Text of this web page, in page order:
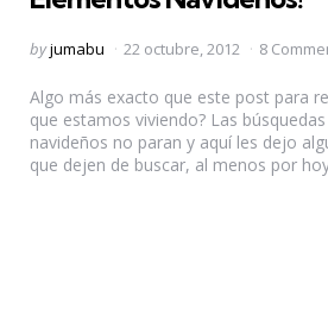
Posted
byjumabu 22 octubre, 2012 8
Algo más exacto que este post para
que estamos viviendo? Las
navideños no paran y aquí les dejo
que dejen de buscar, al menos por